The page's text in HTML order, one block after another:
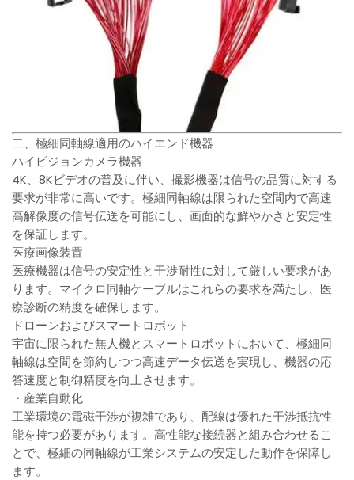
二、極細同軸線適用のハイエンド機器
ハイビジョンカメラ機器
4K、8Kビデオの普及に伴い、撮影機器は信号の品質に対する
要求が非常に高いです。極細同軸線は限られた空間内で高速
高解像度の信号伝送を可能にし、画面的な鮮やかさと安定性
を保証します。
医療画像装置
医療機器は信号の安定性と干渉耐性に対して厳しい要求があ
ります。マイクロ同軸ケーブルはこれらの要求を満たし、医
療診断の精度を確保します。
ドローンおよびスマートロボット
宇宙に限られた無人機とスマートロボットにおいて、極細同
軸線は空間を節約しつつ高速データ伝送を実現し、機器の応
答速度と制御精度を向上させます。
・産業自動化
工業環境の電磁干渉が複雑であり、配線は優れた干渉抵抗性
能を持つ必要があります。高性能な接続器と組み合わせるこ
とで、極細の同軸線が工業システムの安定した動作を保障し
ます。